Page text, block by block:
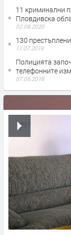
11 криминални
Пловдивска
02.08.2020
130
11.07.2019
Полицията
телефонните
07.06.2018